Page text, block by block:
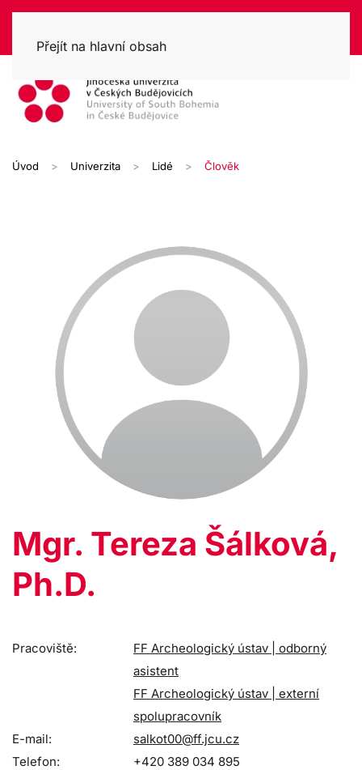
Přejít na hlavní obsah
Úvod Univerzita Lidé Člověk
Mgr. Tereza Šálková,
Ph.D.
Pracoviště:
FF Archeologický ústav | odborný
asistent
FF Archeologický ústav | externí
spolupracovník
E-mail:
salkot00@ff.jcu.cz
Telefon:
+420 389 034 895